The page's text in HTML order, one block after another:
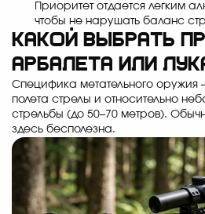
Приоритет отдается легким
чтобы не нарушать баланс
Какой выбрать
арбалета или
Специфика метательного оружия
полета стрелы и относительно
стрельбы (до 50–70 метров).
здесь бесполезна.